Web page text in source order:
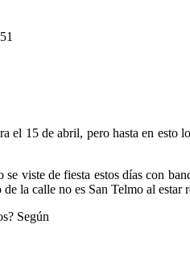
el 15 de abril, pero hasta en
viste de fiesta estos días con
la calle no es San Telmo al
Según